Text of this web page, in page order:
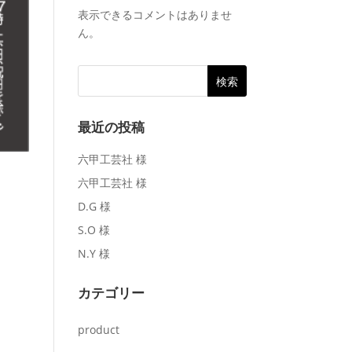
表示できるコメントはありませ
ん。
最近の投稿
六甲工芸社 様
六甲工芸社 様
D.G 様
S.O 様
N.Y 様
カテゴリー
product